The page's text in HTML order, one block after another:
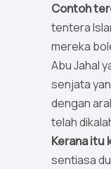
Contoh
tentera
mereka
Abu Jahal
senjata
dengan
telah
Kerana itu
sentiasa